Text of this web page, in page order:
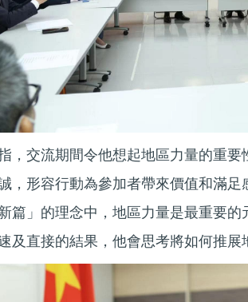
，交流期間令他想起地區力量的重
，形容行動為參加者帶來價值和滿
篇」的理念中，地區力量是最重要
及直接的結果，他會思考將如何推展